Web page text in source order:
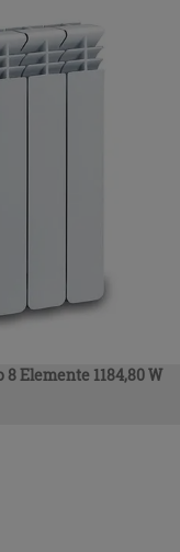
Elemente 1184,80 W